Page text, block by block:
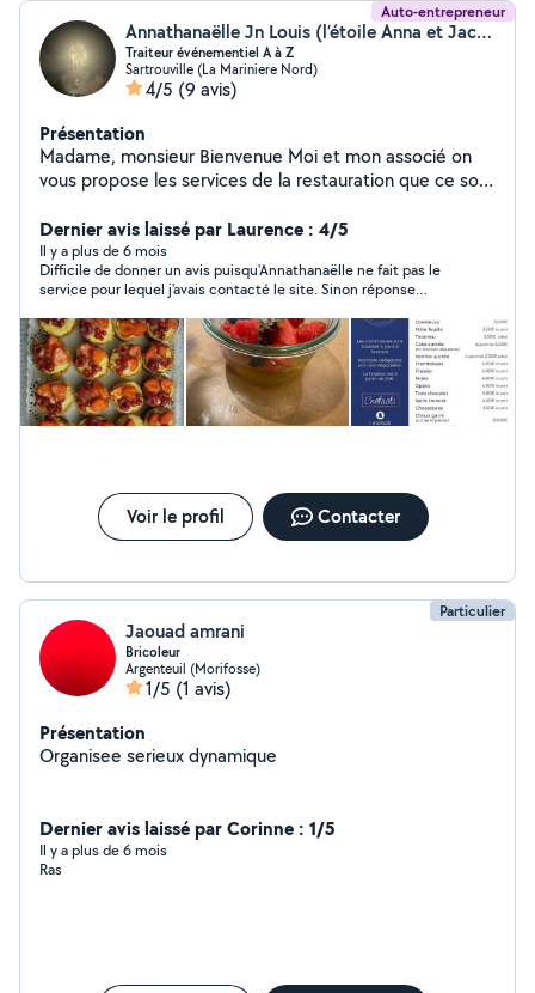
Auto-entrepreneur
Annathanaëlle Jn Louis (l’étoile Anna et Jacques)
Traiteur événementiel A à Z
Sartrouville (La Mariniere Nord)
4/5 (9 avis)
Présentation
Madame, monsieur Bienvenue Moi et mon associé on
vous propose les services de la restauration que ce soit
choses nous vous proposons des produits frais et fais
maison vous trouverais pas moins cher ailleurs Une
cuisine qui a 10 ans expérience dans la restauration Une
pâtissière qui a 9 ans expérience dans la pâtisserie le
traiteur et boulangerie un parfait mélange pour vos
futures évènements Vous pouvez voir nos photos nos
flyers sur Instagram au nom letoileanneetjacques
N'hésitez pas à nous Conctacté
Dernier avis laissé par Laurence : 4/5
Il y a plus de 6 mois
Difficile de donner un avis puisqu'Annathanaëlle ne fait pas le
service pour lequel j'avais contacté le site. Sinon réponse
Voir le profil Contacter
Particulier
Jaouad amrani
Bricoleur
Argenteuil (Morifosse)
1/5 (1 avis)
Présentation
Organisee serieux dynamique
Dernier avis laissé par Corinne : 1/5
Il y a plus de 6 mois
Ras